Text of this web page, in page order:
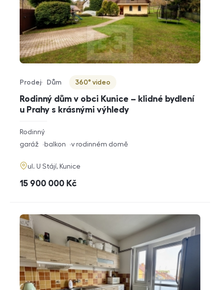
Rodinný dům v obci Kunice – klidné bydlení
u Prahy s krásnými výhledy
Typ nabídky
Prodej
Typ nemovitosti
Dům
Virtuální prohlídka
360° video
rozměry
dispozice
Rodinný
funkce
garáž balkon v rodinném domě
adresa
ul. U Stájí, Kunice
cena
15 900 000 Kč